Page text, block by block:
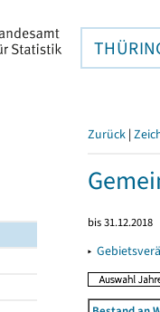
Zurück |
bis 31.12.2018
▸